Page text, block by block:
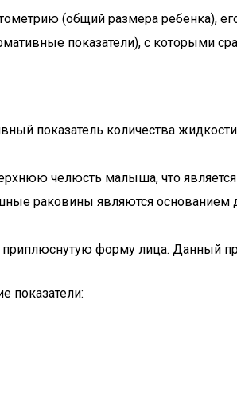
(общий размера ребенка),
показатели), с которыми
показатель количества
челюсть малыша, что
раковины являются основанием
форму лица. Данный
показатели: